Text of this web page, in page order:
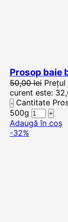
Prosop baie
50,00lei
curent este:
Cantitate
500g
Adaugă în coș
-32%